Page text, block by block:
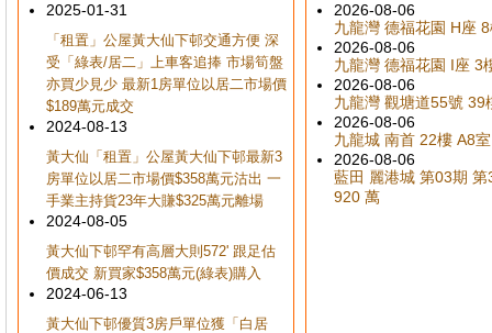
2025-01-31
「租置」公屋黃大仙下邨交通方便 深
受「綠表/居二」上車客追捧 市場筍盤
亦買少見少 最新1房單位以居二市場價
$189萬元成交
2024-08-13
黃大仙「租置」公屋黃大仙下邨最新3
房單位以居二市場價$358萬元沽出 一
手業主持貨23年大賺$325萬元離場
2024-08-05
黃大仙下邨罕有高層大則572' 跟足估
價成交 新買家$358萬元(綠表)購入
2024-06-13
黃大仙下邨優質3房戶單位獲「白居
2026-08-06
九龍灣 德福花園 H座
2026-08-06
九龍灣 德福花園 I座 3
2026-08-06
九龍灣 觀塘道55號 39
2026-08-06
九龍城 南首 22樓 A8
2026-08-06
藍田 麗港城 第03期
920 萬